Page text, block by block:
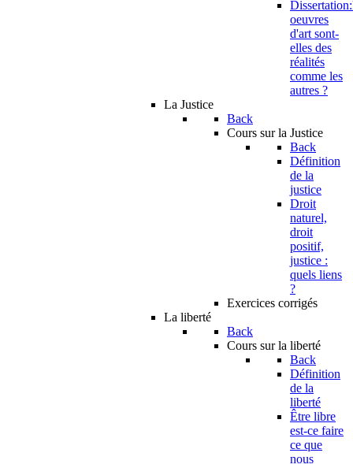
oeuvres
d'art sont-
elles des
réalités
comme les
autres ?
La Justice
Back
Cours sur la Justice
Back
Définition
de la
justice
Droit
naturel,
droit
positif,
justice :
quels liens
?
Exercices corrigés
La liberté
Back
Cours sur la liberté
Back
Définition
de la
liberté
Être libre
est-ce faire
ce que
nous